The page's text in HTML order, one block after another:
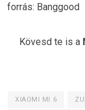
forrás: Banggood
Kövesd te is a
XIAOMI MI 6